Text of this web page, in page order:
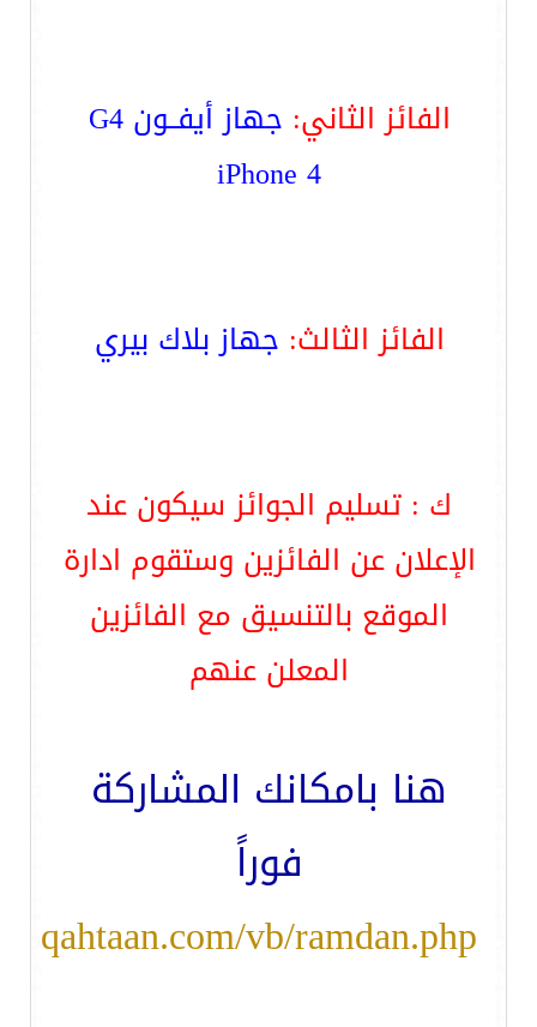
الفائز الثاني:
جهاز أيفــون G4
iPhone 4
الفائز الثالث: جهاز بلاك بيري
ك : تسليم الجوائز سيكون عند
الإعلان عن الفائزين وستقوم ادارة
الموقع بالتنسيق مع الفائزين
المعلن عنهم
هنا بامكانك المشاركة
فوراً
vb/ramdan.php